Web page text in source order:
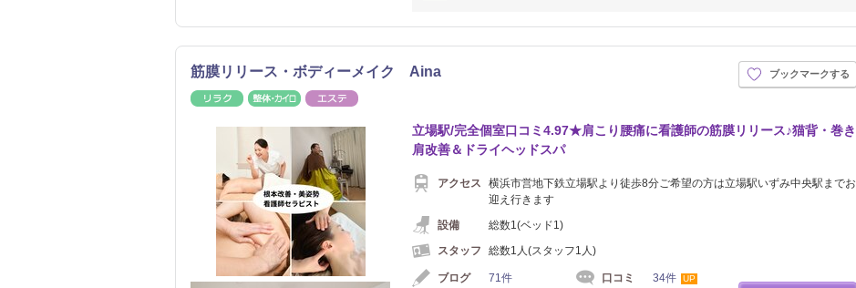
筋膜リリース・ボディーメイク Aina
リラク 整体・カイロ
ブックマークする
立場駅/完全個室口コミ4.97★肩こり腰痛に看護師の筋膜リリース♪猫背・巻き
肩改善＆ドライヘッドスパ
アクセス
横浜市営地下鉄立場駅より徒歩8分ご希望の方は立場駅いずみ中央駅までお
迎え行きます
設備
総数1(ベッド1)
スタッフ
総数1人(スタッフ1人)
ブログ 71件 口コミ 34件 UP